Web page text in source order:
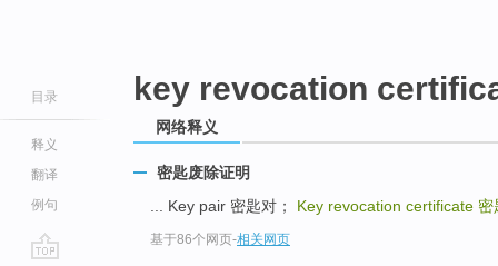
目录
释义
翻译
例句
key revocation
网络释义
密匙废除证明
... Key pair 密匙对； Key revocation certificate 密
基于86个网页-相关网页